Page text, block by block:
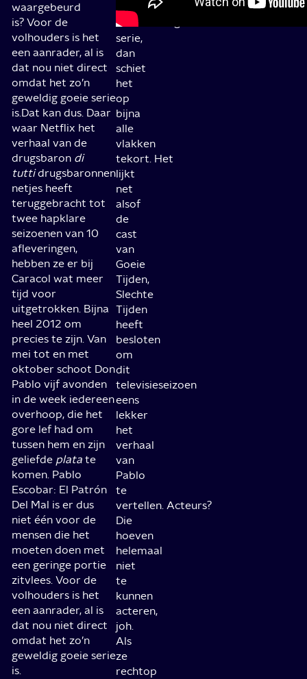
waargebeurd
is?Voor de
volhouders is het
een aanrader, al is
dat nou niet direct
omdat het zo’n
geweldig goeie serie
is.Dat kan dus. Daar
waar Netflix het
verhaal van de
drugsbaron di
tuttidrugsbaronnen
netjes heeft
teruggebracht tot
twee hapklare
seizoenen van 10
afleveringen,
hebben ze er bij
Caracol wat meer
tijd voor
uitgetrokken. Bijna
heel 2012 om
precies te zijn. Van
mei tot en met
oktober schoot Don
Pablo vijf avonden
in de week iedereen
overhoop, die het
gore lef had om
tussen hem en zijn
geliefde plata te
komen. Pablo
Escobar: El Patrón
Del Mal is er dus
niet één voor de
mensen die het
moeten doen met
een geringe portie
zitvlees. Voor de
volhouders is het
een aanrader, al is
dat nou niet direct
omdat het zo’n
geweldig goeie serie
is.
aan
een
serie,
dan
schiet
het
op
bijna
alle
vlakken
tekort. Het
lijkt
net
alsof
de
cast
van
Goeie
Tijden,
Slechte
Tijden
heeft
besloten
om
dit
televisieseizoen
eens
lekker
het
verhaal
van
Pablo
te
vertellen.Acteurs?
Die
hoeven
helemaal
niet
te
kunnen
acteren,
joh.
Als
ze
rechtop
aflevering